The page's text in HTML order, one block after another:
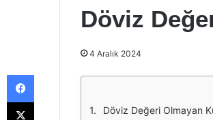
Döviz
4 Aralık 2024
Döviz Değeri Olmayan
Facebook
X